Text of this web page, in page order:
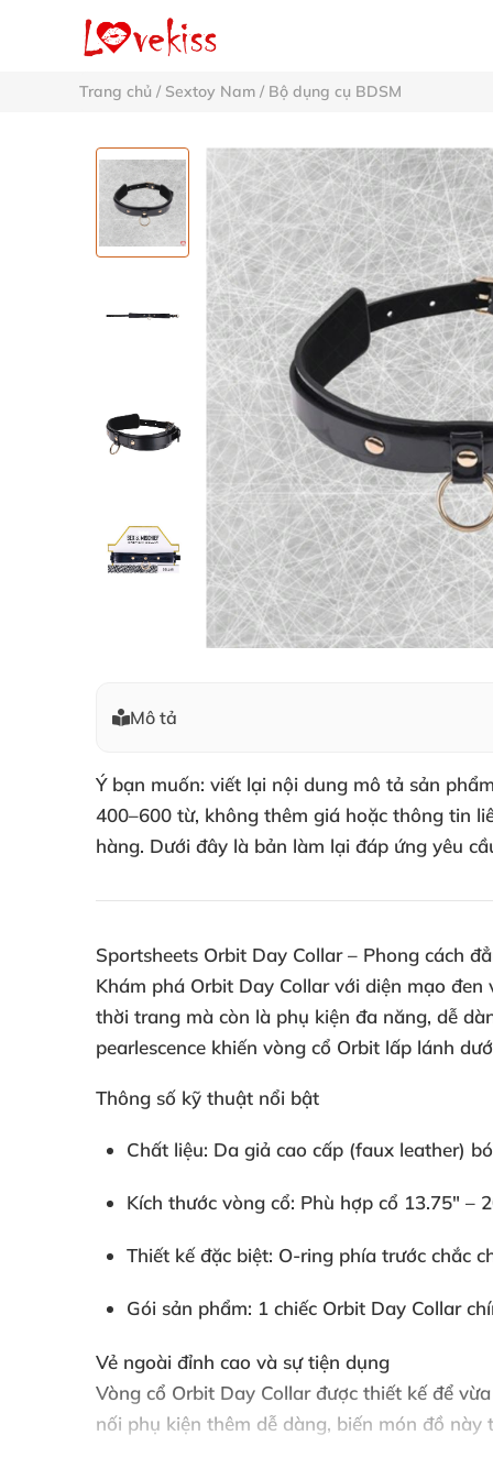
Trang chủ / Sextoy Nam / Bộ dụng cụ BDSM
Mô tả
Ý bạn muốn: viết lại nội dung mô tả sản
400–600 từ, không thêm giá hoặc thông tin
hàng. Dưới đây là bản làm lại đáp ứng yêu
Sportsheets Orbit Day Collar – Phong cách
Khám phá Orbit Day Collar với diện mạo
thời trang mà còn là phụ kiện đa năng, dễ
pearlescence khiến vòng cổ Orbit lấp lánh
Thông số kỹ thuật nổi bật
Chất liệu: Da giả cao cấp (faux leather)
Kích thước vòng cổ: Phù hợp cổ 13.75" –
Thiết kế đặc biệt: O-ring phía trước chắc
Gói sản phẩm: 1 chiếc Orbit Day Collar
Vẻ ngoài đỉnh cao và sự tiện dụng
Vòng cổ Orbit Day Collar được thiết kế để
nối phụ kiện thêm dễ dàng, biến món đồ